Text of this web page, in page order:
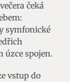
čeká
symfonické
úzce spojen.
vstup do